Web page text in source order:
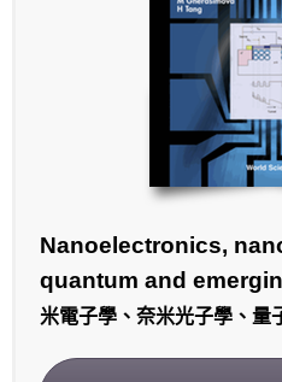
Nanoelectronics,
quantum and
米電子學、奈米光子學、量